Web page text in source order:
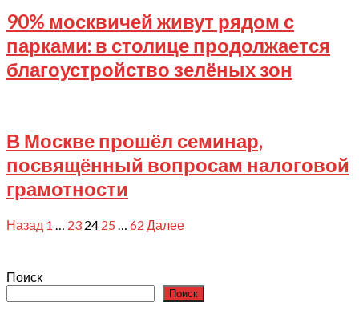
29
90% москвичей живут рядом с
парками: в столице продолжается
благоустройство зелёных зон
27
В Москве прошёл семинар,
посвящённый вопросам налоговой
грамотности
2025-
Пагинация
Назад 1 … 23 24 25 … 62 Далее
Поиск
Поиск